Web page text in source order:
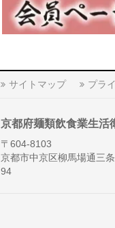
サイトマップ プラ
京都府麺類飲食業生活
〒604-8103
京都市中京区柳馬場通三条
94